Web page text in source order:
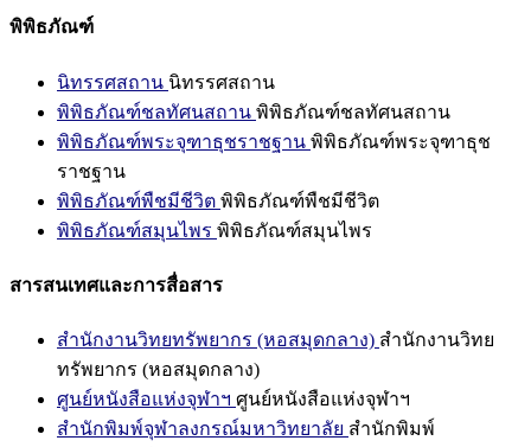
พิพิธภัณฑ์
นิทรรศสถาน นิทรรศสถาน
พิพิธภัณฑ์ชลทัศนสถาน พิพิธภัณฑ์ชลทัศนสถาน
พิพิธภัณฑ์พระจุฑาธุชราชฐาน พิพิธภัณฑ์พระจุฑาธุช
ราชฐาน
พิพิธภัณฑ์พืชมีชีวิต พิพิธภัณฑ์พืชมีชีวิต
พิพิธภัณฑ์สมุนไพร พิพิธภัณฑ์สมุนไพร
สารสนเทศและการสื่อสาร
สำนักงานวิทยทรัพยากร (หอสมุดกลาง) สำนักงานวิทย
ทรัพยากร (หอสมุดกลาง)
ศูนย์หนังสือแห่งจุฬาฯ ศูนย์หนังสือแห่งจุฬาฯ
สำนักพิมพ์จุฬาลงกรณ์มหาวิทยาลัย สำนักพิมพ์